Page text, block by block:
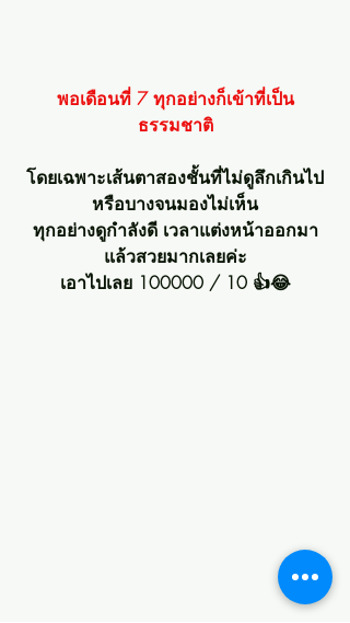
พอเดือนที่ 7 ทุกอย่างก็เข้าที่เป็น
ธรรมชาติ
โดยเฉพาะเส้นตาสองชั้นที่ไม่ดูลึกเกินไป
หรือบางจนมองไม่เห็น
ทุกอย่างดูกำลังดี เวลาแต่งหน้าออกมา
แล้วสวยมากเลยค่ะ
เอาไปเลย 100000 / 10 👍😂